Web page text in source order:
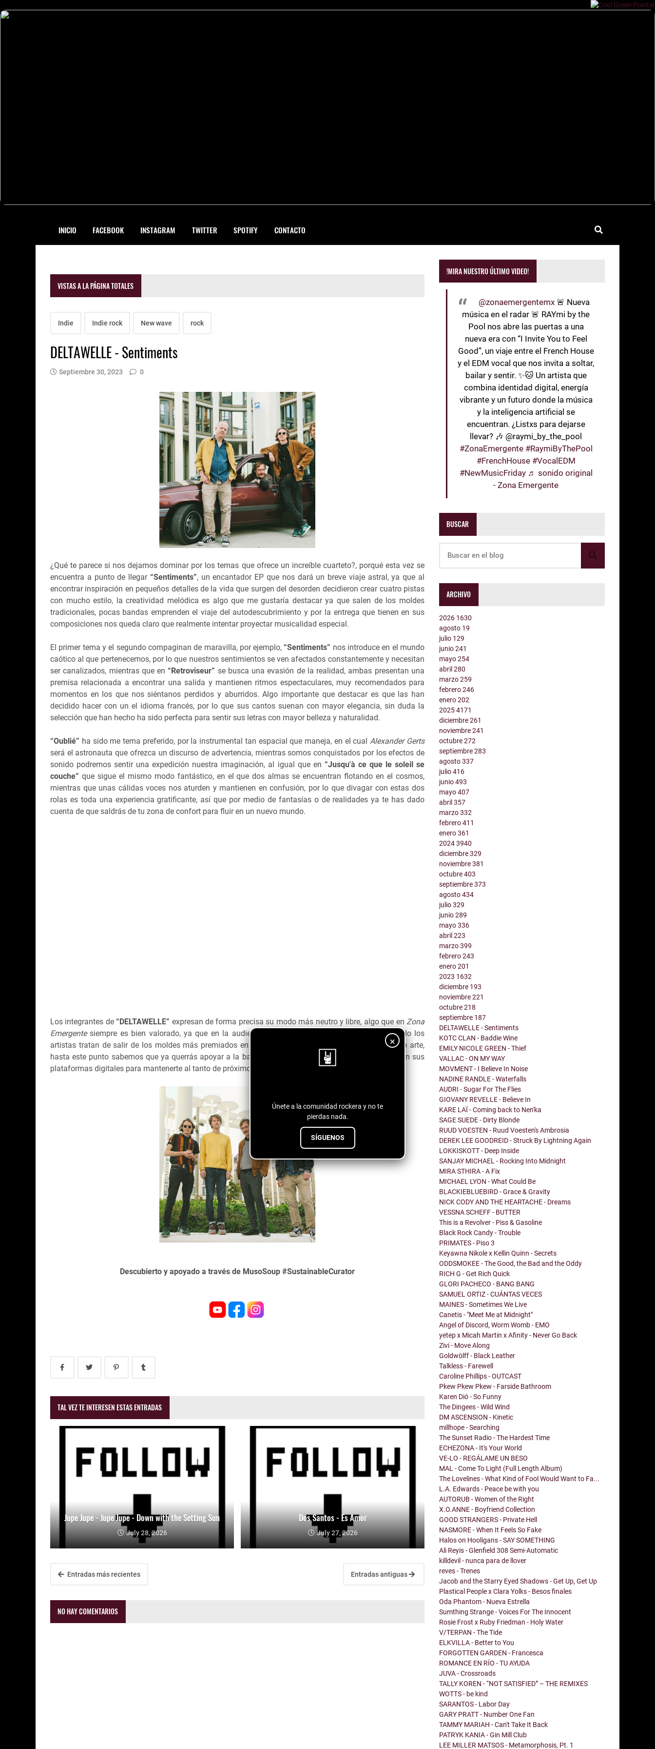
INICIO FACEBOOK INSTAGRAM TWITTER SPOTIFY CONTACTO
×
Únete a la comunidad rockera y no te
pierdas nada.
SÍGUENOS
VISTAS A LA PÁGINA TOTALES
Indie Indie rock New wave rock
DELTAWELLE - Sentiments
Septiembre 30, 2023 0
¿Qué te parece si nos dejamos dominar por los temas que ofrece un increíble cuarteto?, porqué esta vez se
encuentra a punto de llegar “Sentiments”, un encantador EP que nos dará un breve viaje astral, ya que al
encontrar inspiración en pequeños detalles de la vida que surgen del desorden decidieron crear cuatro pistas
con mucho estilo, la creatividad melódica es algo que me gustaría destacar ya que salen de los moldes
tradicionales, pocas bandas emprenden el viaje del autodescubrimiento y por la entrega que tienen en sus
composiciones nos queda claro que realmente intentar proyectar musicalidad especial.
El primer tema y el segundo compaginan de maravilla, por ejemplo, “Sentiments” nos introduce en el mundo
caótico al que pertenecemos, por lo que nuestros sentimientos se ven afectados constantemente y necesitan
ser canalizados, mientras que en “Retroviseur” se busca una evasión de la realidad, ambas presentan una
premisa relacionada a encontrar una salida y mantienen ritmos espectaculares, muy recomendados para
momentos en los que nos siéntanos perdidos y aburridos. Algo importante que destacar es que las han
decidido hacer con un el idioma francés, por lo que sus cantos suenan con mayor elegancia, sin duda la
selección que han hecho ha sido perfecta para sentir sus letras con mayor belleza y naturalidad.
“Oublié” ha sido me tema preferido, por la instrumental tan espacial que maneja, en el cualAlexander Gerts
será el astronauta que ofrezca un discurso de advertencia, mientras somos conquistados por los efectos de
sonido podremos sentir una expedición nuestra imaginación, al igual que en “Jusqu'à ce que le soleil se
couche” que sigue el mismo modo fantástico, en el que dos almas se encuentran flotando en el cosmos,
mientras que unas cálidas voces nos aturden y mantienen en confusión, por lo que divagar con estas dos
rolas es toda una experiencia gratificante, así que por medio de fantasías o de realidades ya te has dado
cuenta de que saldrás de tu zona de confort para fluir en un nuevo mundo.
Los integrantes de “DELTAWELLE” expresan de forma precisa su modo más neutro y libre, algo que enZona
Emergentesiempre es bien valorado, ya que en la audiencia latina siempre hemos apreciado cuando los
artistas tratan de salir de los moldes más premiados en la industria musical para plasmar verdadero arte,
hasta este punto sabemos que ya querrás apoyar a la banda y te recordamos que puedes seguirlos en sus
plataformas digitales para mantenerte al tanto de próximos lanzamientos.
Descubierto y apoyado a través de MusoSoup #SustainableCurator
TAL VEZ TE INTERESEN ESTAS ENTRADAS
Jupe Jupe - Jupe Jupe - Down with the Setting Sun
July 28, 2026
Dos Santos - Es Amor
July 27, 2026
Entradas más recientes Entradas antiguas
NO HAY COMENTARIOS
!MIRA NUESTRO ÚLTIMO VIDEO!
@zonaemergentemx 🚨 Nueva
música en el radar 🚨 RAYmi by the
Pool nos abre las puertas a una
nueva era con “I Invite You to Feel
Good”, un viaje entre el French House
y el EDM vocal que nos invita a soltar,
bailar y sentir. ✨🐱 Un artista que
combina identidad digital, energía
vibrante y un futuro donde la música
y la inteligencia artificial se
encuentran. ¿Listxs para dejarse
llevar? 🎶 @raymi_by_the_pool
#ZonaEmergente #RaymiByThePool
#FrenchHouse #VocalEDM
#NewMusicFriday ♬ sonido original
- Zona Emergente
BUSCAR
ARCHIVO
2026 1630
agosto 19
julio 129
junio241
mayo254
abril280
marzo259
febrero246
enero202
20254171
diciembre261
noviembre241
octubre272
septiembre283
agosto337
julio416
junio493
mayo407
abril357
marzo332
febrero411
enero361
20243940
diciembre329
noviembre381
octubre403
septiembre373
agosto434
julio329
junio289
mayo336
abril223
marzo399
febrero243
enero201
2023 1632
diciembre 193
noviembre221
octubre218
septiembre 187
DELTAWELLE - Sentiments
KOTC CLAN - Baddie Wine
EMILY NICOLE GREEN - Thief
VALLAC - ON MY WAY
MOVMENT - I Believe In Noise
NADINE RANDLE - Waterfalls
AUDRI - Sugar For The Flies
GIOVANY REVELLE - Believe In
KARE LAÏ - Coming back to Nen'ka
SAGE SUEDE - Dirty Blonde
RUUD VOESTEN - Ruud Voesten's Ambrosia
DEREK LEE GOODREID - Struck By Lightning Again
LOKKISKOTT - Deep Inside
SANJAY MICHAEL - Rocking Into Midnight
MIRA STHIRA - A Fix
MICHAEL LYON - What Could Be
BLACKIEBLUEBIRD - Grace & Gravity
NICK CODY AND THE HEARTACHE - Dreams
VESSNA SCHEFF - BUTTER
This is a Revolver - Piss & Gasoline
Black Rock Candy - Trouble
PRIMATES - Piso 3
Keyawna Nikole x Kellin Quinn - Secrets
ODDSMOKEE - The Good, the Bad and the Oddy
RICH G - Get Rich Quick
GLORI PACHECO - BANG BANG
SAMUEL ORTIZ - CUÁNTAS VECES
MAINES - Sometimes We Live
Canetis - "Meet Me at Midnight"
Angel of Discord, Worm Womb - EMO
yetep x Micah Martin x Afinity - Never Go Back
Zivi - Move Along
Goldwölff - Black Leather
Talkless - Farewell
Caroline Phillips - OUTCAST
Pkew Pkew Pkew - Farside Bathroom
Karen Dió - So Funny
The Dingees - Wild Wind
DM ASCENSION - Kinetic
millhope - Searching
The Sunset Radio - The Hardest Time
ECHEZONA - It's Your World
VE-LO - REGÁLAME UN BESO
MAL - Come To Light (Full Length Album)
The Lovelines - What Kind of Fool Would Want to Fa...
L.A. Edwards - Peace be with you
AUTORUB - Women of the Right
X.O.ANNE - Boyfriend Collection
GOOD STRANGERS - Private Hell
NASMORE - When It Feels So Fake
Halos on Hooligans - SAY SOMETHING
Ali Reyis - Glenfield 308 Semi-Automatic
killdevil - nunca para de llover
reves - Trenes
Jacob and the Starry Eyed Shadows - Get Up, Get Up
Plastical People x Clara Yolks - Besos finales
Oda Phantom - Nueva Estrella
Sumthing Strange - Voices For The Innocent
Rosie Frost x Ruby Friedman - Holy Water
V/TERPAN - The Tide
ELKVILLA - Better to You
FORGOTTEN GARDEN - Francesca
ROMANCE EN RÍO - TU AYUDA
JUVA - Crossroads
TALLY KOREN - “NOT SATISFIED” – THE REMIXES
WOTTS - be kind
SARANTOS - Labor Day
GARY PRATT - Number One Fan
TAMMY MARIAH - Can't Take It Back
PATRYK KANIA - Gin Mill Club
LEE MILLER MATSOS - Metamorphosis, Pt. 1